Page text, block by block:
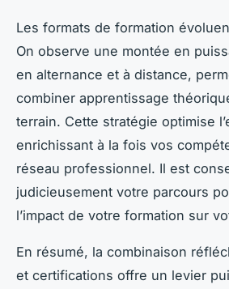
Les formats de formation
On observe une montée en
en alternance et à distance,
combiner apprentissage
terrain. Cette stratégie optimise
enrichissant à la fois vos
réseau professionnel. Il est
judicieusement votre parcours
l’impact de votre formation sur
En résumé, la combinaison
et certifications offre un levier